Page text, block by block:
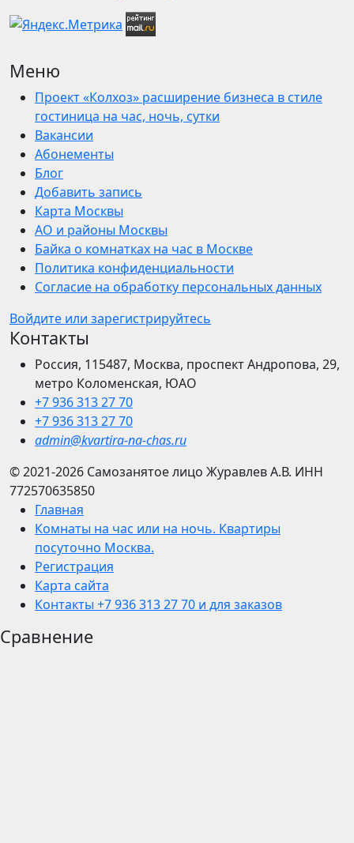
Меню
Проект «Колхоз» расширение бизнеса в стиле
гостиница на час, ночь, сутки
Вакансии
Абонементы
Блог
Добавить запись
Карта Москвы
АО и районы Москвы
Байка о комнатках на час в Москве
Политика конфиденциальности
Согласие на обработку персональных данных
Войдите или зарегистрируйтесь
Контакты
Россия, 115487, Москва, проспект Андропова, 29,
метро Коломенская, ЮАО
+7 936 313 27 70
+7 936 313 27 70
admin@kvartira-na-chas.ru
© 2021-2026 Самозанятое лицо Журавлев А.В. ИНН
772570635850
Главная
Комнаты на час или на ночь. Квартиры
посуточно Москва.
Регистрация
Карта сайта
Контакты +7 936 313 27 70 и для заказов
Сравнение